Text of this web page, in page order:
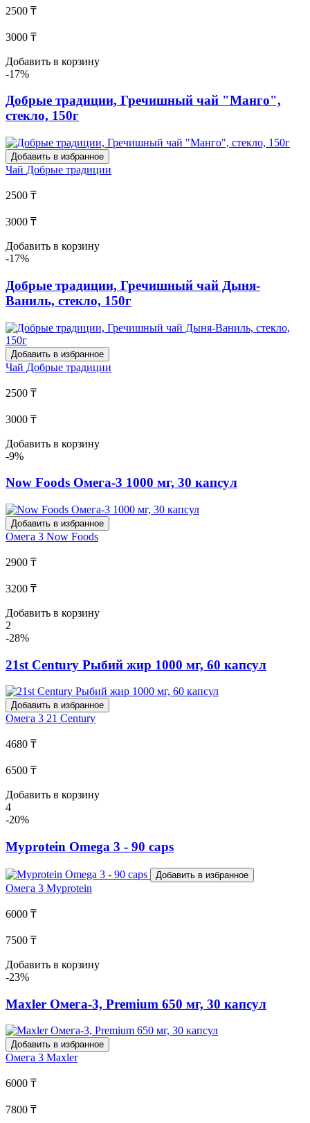
2500 ₸
3000 ₸
Добавить в корзину
-17%
Добрые традиции, Гречишный чай "Манго",
стекло, 150г
Добавить в избранное
Чай Добрые традиции
2500 ₸
3000 ₸
Добавить в корзину
-17%
Добрые традиции, Гречишный чай Дыня-
Ваниль, стекло, 150г
Добавить в избранное
Чай Добрые традиции
2500 ₸
3000 ₸
Добавить в корзину
-9%
Now Foods Омега-3 1000 мг, 30 капсул
Добавить в избранное
Омега 3 Now Foods
2900 ₸
3200 ₸
Добавить в корзину
2
-28%
21st Century Рыбий жир 1000 мг, 60 капсул
Добавить в избранное
Омега 3 21 Century
4680 ₸
6500 ₸
Добавить в корзину
4
-20%
Myprotein Omega 3 - 90 caps
Добавить в избранное
Омега 3 Myprotein
6000 ₸
7500 ₸
Добавить в корзину
-23%
Maxler Омега-3, Premium 650 мг, 30 капсул
Добавить в избранное
Омега 3 Maxler
6000 ₸
7800 ₸